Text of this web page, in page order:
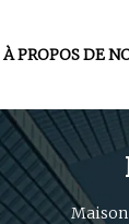
À PROPOS DE
Maison